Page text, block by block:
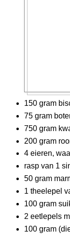
150 gram
75 gram
750 gram
200 gram
4 eieren,
rasp van 1
50 gram
1 theelepel
100 gram
2 eetlepels
100 gram